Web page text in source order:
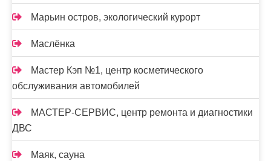
Марьин остров, экологический курорт
Маслёнка
Мастер Кэп №1, центр косметического
обслуживания автомобилей
МАСТЕР-СЕРВИС, центр ремонта и диагностики
ДВС
Маяк, сауна